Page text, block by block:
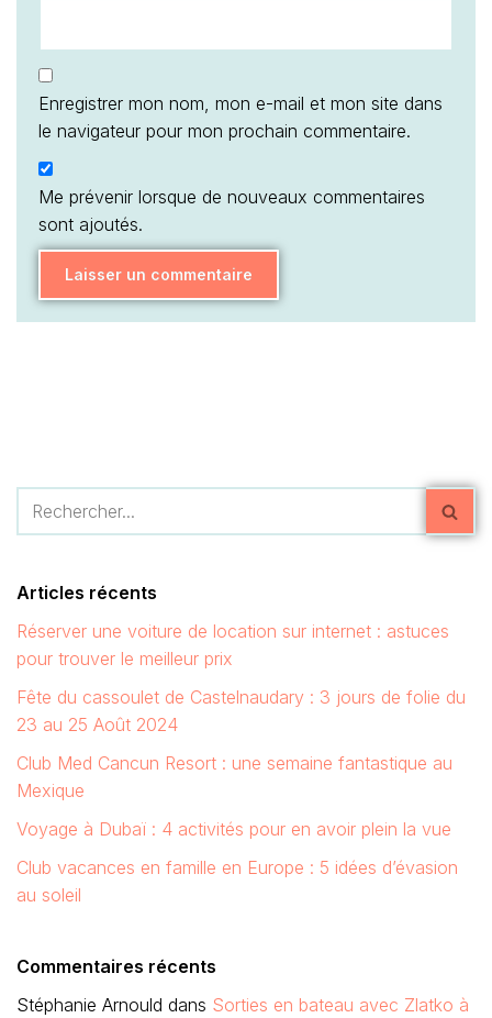
Enregistrer mon nom, mon e-mail et mon site dans
le navigateur pour mon prochain commentaire.
Me prévenir lorsque de nouveaux commentaires
sont ajoutés.
Articles récents
Réserver une voiture de location sur internet : astuces
pour trouver le meilleur prix
Fête du cassoulet de Castelnaudary : 3 jours de folie du
23 au 25 Août 2024
Club Med Cancun Resort : une semaine fantastique au
Mexique
Voyage à Dubaï : 4 activités pour en avoir plein la vue
Club vacances en famille en Europe : 5 idées d’évasion
au soleil
Commentaires récents
Stéphanie Arnould dans Sorties en bateau avec Zlatko à